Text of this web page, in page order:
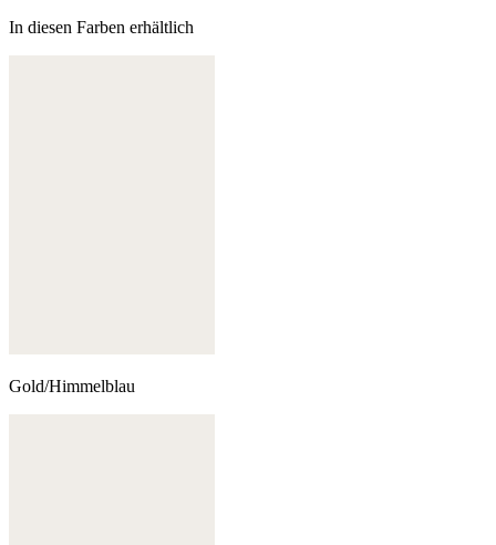
In diesen Farben erhältlich
Gold/Himmelblau